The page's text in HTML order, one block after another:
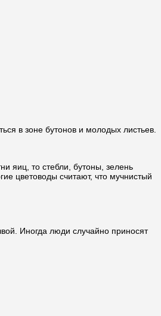
в зоне бутонов и молодых листьев.
яиц, то стебли, бутоны, зелень
цветоводы считают, что мучнистый
Иногда люди случайно приносят